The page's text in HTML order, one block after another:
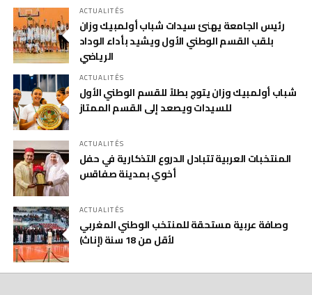
ACTUALITÉS
رئيس الجامعة يهنئ سيدات شباب أولمبيك وزان
بلقب القسم الوطني الأول ويشيد بأداء الوداد
الرياضي
ACTUALITÉS
شباب أولمبيك وزان يتوج بطلاً للقسم الوطني الأول
للسيدات ويصعد إلى القسم الممتاز
ACTUALITÉS
المنتخبات العربية تتبادل الدروع التذكارية في حفل
أخوي بمدينة صفاقس
ACTUALITÉS
وصافة عربية مستحقة للمنتخب الوطني المغربي
لأقل من 18 سنة (إناث)